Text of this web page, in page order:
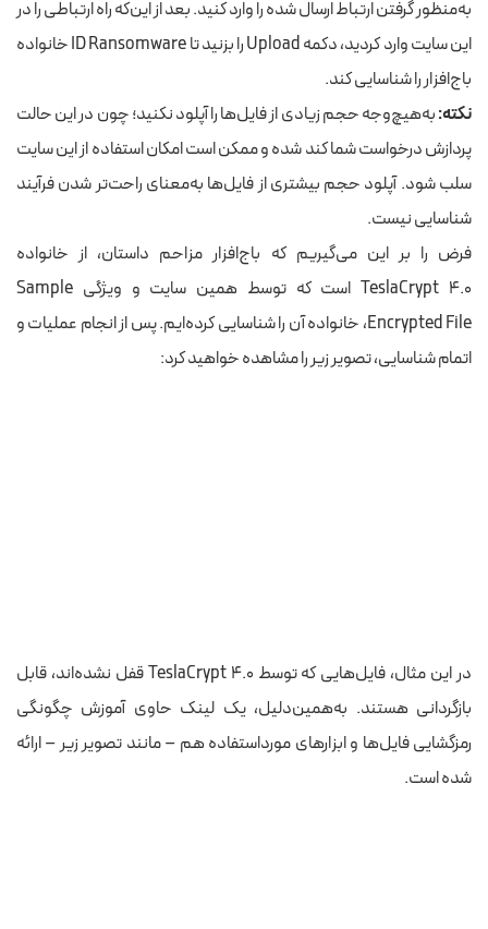
به‌منظور گرفتن ارتباط ارسال شده را وارد کنید. بعد ازاین‌کهراه ارتباطی رادر
این سایت وارد
کردید، دکمه Upload را بزنید تا ID Ransomware خانواده
باج‌‌افزار را شناسایی کند.
نکته:به‌هیچ‌وجه حجم زیادی از فایل‌ها را آپلود نکنید؛چون در این حالت
پردازش درخواست شما کند شده و ممکن است امکان استفاده از این سایت
سلب شود. آپلود حجم بیشتری از فایل‌ها به‌معنای راحت‌تر شدن فرآیند
شناسایی نیست.
فرض را بر این می‌گیریم که باج‌افزار مزاحم داستان، از خانواده
TeslaCrypt 4.0 است
که توسط همین سایت و ویژگی Sample
Encrypted File، خانواده آن را شناسایی کرده‌ایم. پس از انجام عملیات و
اتمام شناسایی،تصویر زیر را مشاهده خواهید کرد:
در این مثال، فایل‌هایی که توسط TeslaCrypt 4.0 قفل‌ نشده‌اند، قابل
بازگردانی هستند. به‌همین‌دلیل، یک لینک حاوی آموزش چگونگی
رمزگشایی فایل‌ها و ابزارهای مورداستفاده هم –مانند تصویر زیر – ارائه
شده است.